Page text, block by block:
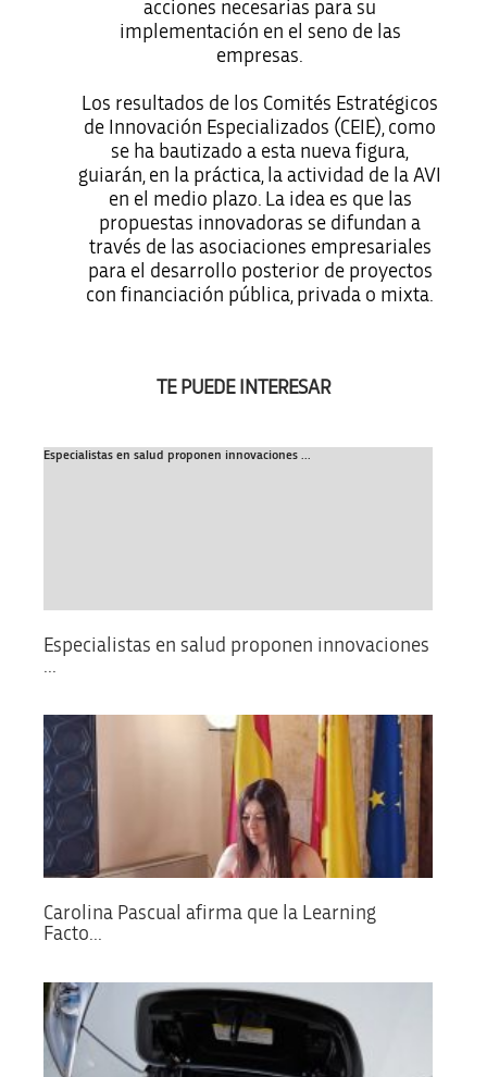
acciones necesarias para su
implementación en el seno de las
empresas.
Los resultados de los Comités Estratégicos
de Innovación Especializados (CEIE), como
se ha bautizado a esta nueva figura,
guiarán, en la práctica, la actividad de la AVI
en el medio plazo. La idea es que las
propuestas innovadoras se difundan a
través de las asociaciones empresariales
para el desarrollo posterior de proyectos
con financiación pública, privada o mixta.
TE PUEDE INTERESAR
Especialistas en salud proponen innovaciones ...
Especialistas en salud proponen innovaciones
...
Carolina Pascual afirma que la Learning
Facto...